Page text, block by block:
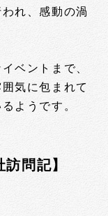
れ、感動の渦
ベントまで、
気に包まれて
ようです。
問記】